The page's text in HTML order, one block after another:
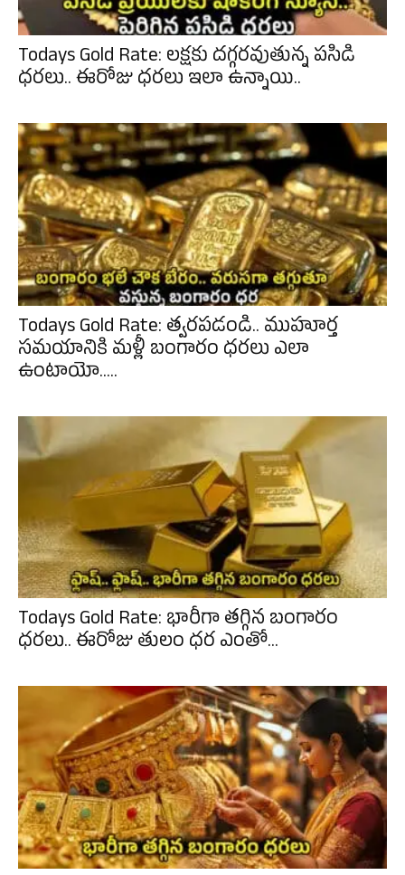
Todays Gold Rate: లక్షకు దగ్గరవుతున్న పసిడి
ధరలు.. ఈరోజు ధరలు ఇలా ఉన్నాయి..
Todays Gold Rate: త్వరపడండి.. ముహూర్త
సమయానికి మళ్లీ బంగారం ధరలు ఎలా
ఉంటాయో.....
Todays Gold Rate: భారీగా తగ్గిన బంగారం
ధరలు.. ఈరోజు తులం ధర ఎంతో...